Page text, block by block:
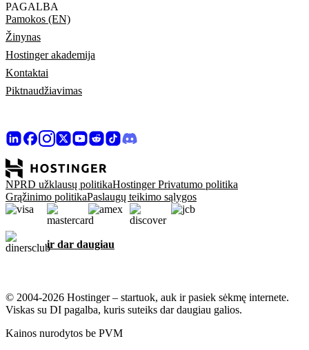
PAGALBA
Pamokos (EN)
Žinynas
Hostinger akademija
Kontaktai
Piktnaudžiavimas
NPRD užklausų politikaHostinger Privatumo politika
Grąžinimo politikaPaslaugų teikimo sąlygos
ir dar daugiau
© 2004-2026 Hostinger – startuok, auk ir pasiek sėkmę internete.
Viskas su DI pagalba, kuris suteiks dar daugiau galios.
Kainos nurodytos be PVM